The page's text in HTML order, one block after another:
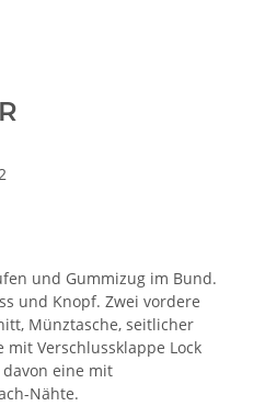
und Gummizug im Bund.
und Knopf. Zwei vordere
Münztasche, seitlicher
Verschlussklappe Lock
davon eine mit
Nähte.